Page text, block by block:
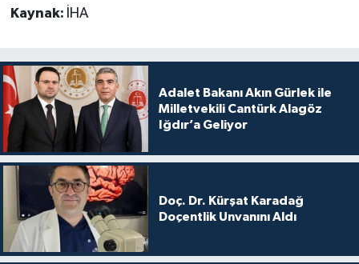
Kaynak: İHA
Adalet Bakanı Akın Gürlek ile
Milletvekili Cantürk Alagöz
Iğdır’a Geliyor
Doç. Dr. Kürşat Karadağ
Doçentlik Unvanını Aldı